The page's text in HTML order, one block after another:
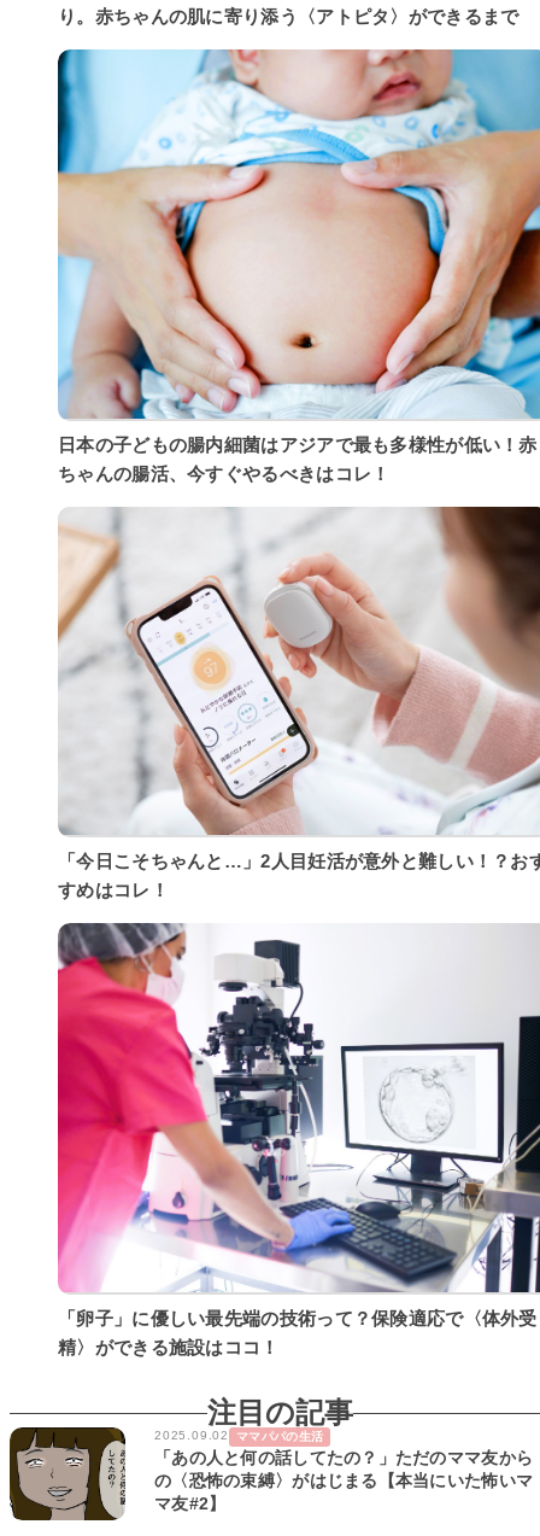
り。赤ちゃんの肌に寄り添う〈アトピタ〉ができるまで
日本の子どもの腸内細菌はアジアで最も多様性が低い！赤
ちゃんの腸活、今すぐやるべきはコレ！
「今日こそちゃんと…」2人目妊活が意外と難しい！？お
すめはコレ！
「卵子」に優しい最先端の技術って？保険適応で〈体外受
精〉ができる施設はココ！
注目の記事
2025.09.02 ママパパの生活
「あの人と何の話してたの？」ただのママ友から
の〈恐怖の束縛〉がはじまる【本当にいた怖いマ
マ友#2】